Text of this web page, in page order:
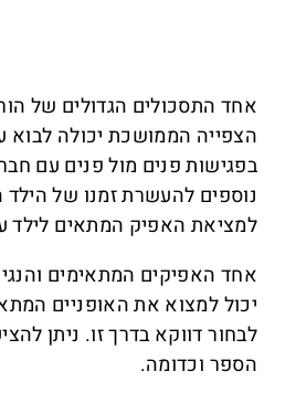
אחד התסכולים הגדולים של
הצפייה הממושכת יכולה לבוא
בפגישות פנים מול פנים עם
נוספים להעשרת זמנו של
למציאת האפיק המתאים לילד
אחד האפיקים המתאימים
יכול למצוא את האופניים
לבחור דווקא בדרך זו. ניתן
הספר וכדומה.